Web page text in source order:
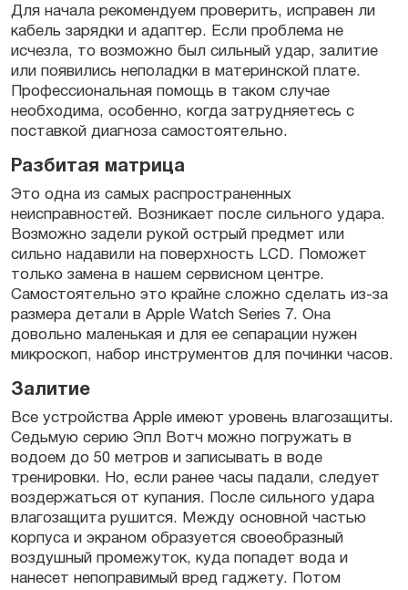
Для начала рекомендуем проверить, исправен ли
кабель зарядки и адаптер. Если проблема не
исчезла, то возможно был сильный удар, залитие
или появились неполадки в материнской плате.
Профессиональная помощь в таком случае
необходима, особенно, когда затрудняетесь с
поставкой диагноза самостоятельно.
Разбитая матрица
Это одна из самых распространенных
неисправностей. Возникает после сильного удара.
Возможно задели рукой острый предмет или
сильно надавили на поверхность LCD. Поможет
только замена в нашем сервисном центре.
Самостоятельно это крайне сложно сделать из-за
размера детали в Apple Watch Series 7. Она
довольно маленькая и для ее сепарации нужен
микроскоп, набор инструментов для починки часов.
Залитие
Все устройства Apple имеют уровень влагозащиты.
Седьмую серию Эпл Вотч можно погружать в
водоем до 50 метров и записывать в воде
тренировки. Но, если ранее часы падали, следует
воздержаться от купания. После сильного удара
влагозащита рушится. Между основной частью
корпуса и экраном образуется своеобразный
воздушный промежуток, куда попадет вода и
нанесет непоправимый вред гаджету. Потом